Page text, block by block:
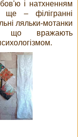
і натхненням
ще – філігранні
ляльки-мотанки
що вражають